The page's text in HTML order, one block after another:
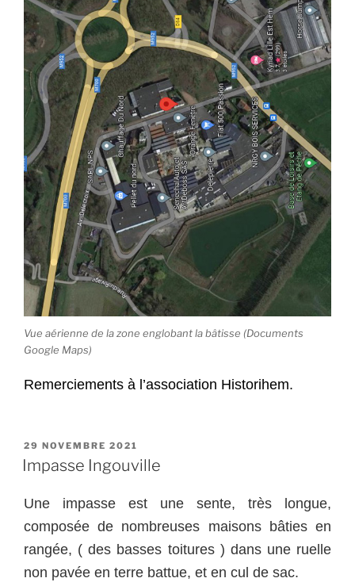
Vue aérienne de la zone englobant la bâtisse (Documents
Google Maps)
Remerciements à l’association Historihem.
PUBLIÉ
LE
29 NOVEMBRE 2021
Impasse Ingouville
Une impasse est une sente, très longue,
composée de nombreuses maisons bâties en
rangée, ( des basses toitures ) dans une ruelle
non pavée en terre battue, et en cul de sac.